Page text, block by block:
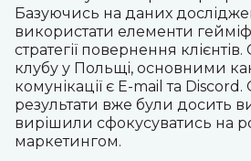
Базуючись на даних
використати елементи
стратегії повернення
клубу у Польщі, основними
комунікації є E-mail та
результати вже були досить
вирішили сфокусуватись на
маркетингом.